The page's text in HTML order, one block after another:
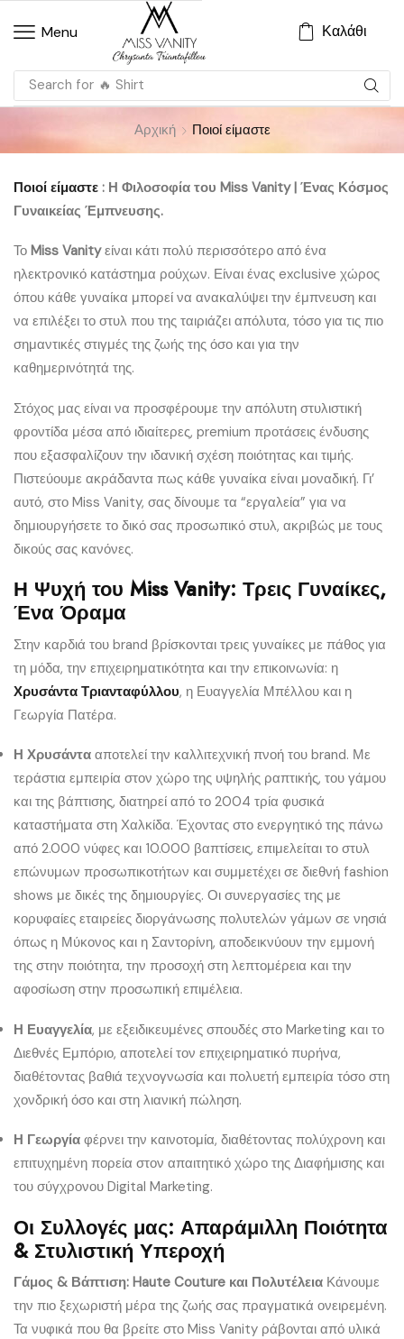
Menu Καλάθι
Search for 🔥 Shirt
Αρχική Ποιοί είμαστε
Ποιοί είμαστε : Η Φιλοσοφία του Miss Vanity | Ένας Κόσμος
Γυναικείας Έμπνευσης.
Το Miss Vanityείναι κάτι πολύ περισσότερο από ένα
ηλεκτρονικό κατάστημα ρούχων. Είναι ένας exclusive χώρος
όπου κάθε γυναίκα μπορεί να ανακαλύψει την έμπνευση και
να επιλέξει το στυλ που της ταιριάζει απόλυτα, τόσο για τις πιο
σημαντικές στιγμές της ζωής της όσο και για την
καθημερινότητά της.
Στόχος μας είναι να προσφέρουμε την απόλυτη στυλιστική
φροντίδα μέσα από ιδιαίτερες, premium προτάσεις ένδυσης
που εξασφαλίζουν την ιδανική σχέση ποιότητας και τιμής.
Πιστεύουμε ακράδαντα πως κάθε γυναίκα είναι μοναδική. Γι’
αυτό, στο Miss Vanity, σας δίνουμε τα “εργαλεία” για να
δημιουργήσετε το δικό σας προσωπικό στυλ, ακριβώς με τους
δικούς σας κανόνες.
Η Ψυχή του Miss Vanity: Τρεις Γυναίκες,
Ένα Όραμα
Στην καρδιά του brand βρίσκονται τρεις γυναίκες με πάθος για
τη μόδα, την επιχειρηματικότητα και την επικοινωνία: η
Χρυσάντα Τριανταφύλλου, η Ευαγγελία Μπέλλου και η
Γεωργία Πατέρα.
Η Χρυσάντα αποτελεί την καλλιτεχνική πνοή του brand. Με
τεράστια εμπειρία στον χώρο της υψηλής ραπτικής, του γάμου
και της βάπτισης, διατηρεί από το 2004 τρία φυσικά
καταστήματα στη Χαλκίδα. Έχοντας στο ενεργητικό της πάνω
από 2.000 νύφες και 10.000 βαπτίσεις, επιμελείται το στυλ
επώνυμων προσωπικοτήτων και συμμετέχει σε διεθνή fashion
shows με δικές της δημιουργίες. Οι συνεργασίες της με
κορυφαίες εταιρείες διοργάνωσης πολυτελών γάμων σε νησιά
όπως η Μύκονος και η Σαντορίνη, αποδεικνύουν την εμμονή
της στην ποιότητα, την προσοχή στη λεπτομέρεια και την
αφοσίωση στην προσωπική επιμέλεια.
Η Ευαγγελία, με εξειδικευμένες σπουδές στο Marketing και το
Διεθνές Εμπόριο, αποτελεί τον επιχειρηματικό πυρήνα,
διαθέτοντας βαθιά τεχνογνωσία και πολυετή εμπειρία τόσο στη
χονδρική όσο και στη λιανική πώληση.
Η Γεωργία φέρνει την καινοτομία, διαθέτοντας πολύχρονη και
επιτυχημένη πορεία στον απαιτητικό χώρο της Διαφήμισης και
του σύγχρονου Digital Marketing.
Οι Συλλογές μας: Απαράμιλλη Ποιότητα
& Στυλιστική Υπεροχή
Γάμος & Βάπτιση: Haute Couture και Πολυτέλεια Κάνουμε
την πιο ξεχωριστή μέρα της ζωής σας πραγματικά ονειρεμένη.
Τα νυφικά που θα βρείτε στο Miss Vanity ράβονται από υλικά